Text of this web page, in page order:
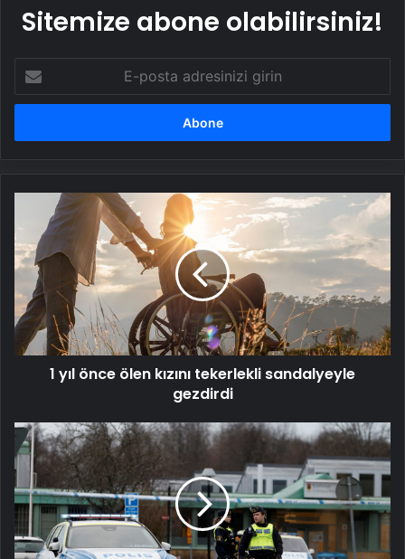
Sitemize abone olabilirsiniz!
posta
adresinizi
önce
ölen
kızını
tekerlekli
sandalyeyle
gezdirdi
1 yıl önce ölen kızını tekerlekli sandalyeyle
gezdirdi
İsveç’te
okul
saldırısı:
11
ölü